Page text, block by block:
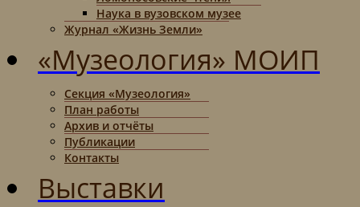
Наука в вузовском музее
Журнал «Жизнь Земли»
«Музеология» МОИП
Секция «Музеология»
План работы
Архив и отчёты
Публикации
Контакты
Выставки